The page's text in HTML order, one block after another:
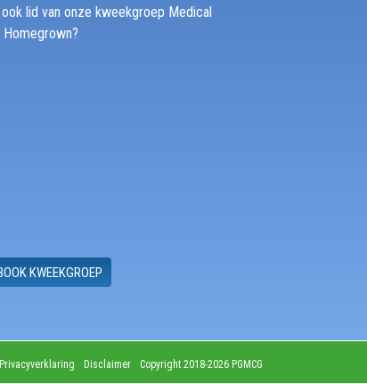
lid van onze kweekgroep Medical
Homegrown?
KWEEKGROEP
Privacyverklaring Disclaimer Copyright 2018-2026 PGMCG